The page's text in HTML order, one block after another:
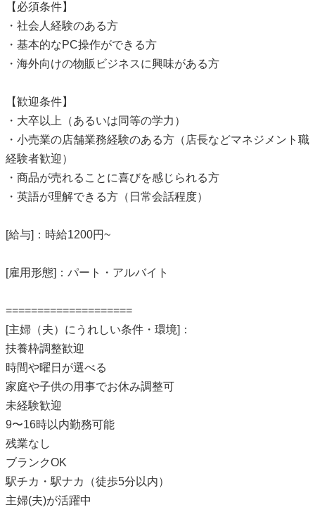
【必須条件】
・社会人経験のある方
・基本的なPC操作ができる方
・海外向けの物販ビジネスに興味がある方
【歓迎条件】
・大卒以上（あるいは同等の学力）
・小売業の店舗業務経験のある方（店長などマネジメント職
経験者歓迎）
・商品が売れることに喜びを感じられる方
・英語が理解できる方（日常会話程度）
[給与]：時給1200円~
[雇用形態]：パート・アルバイト
====================
[主婦（夫）にうれしい条件・環境]：
扶養枠調整歓迎
時間や曜日が選べる
家庭や子供の用事でお休み調整可
未経験歓迎
9〜16時以内勤務可能
残業なし
ブランクOK
駅チカ・駅ナカ（徒歩5分以内）
主婦(夫)が活躍中